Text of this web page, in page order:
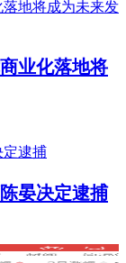
业化落地将
晏决定逮捕